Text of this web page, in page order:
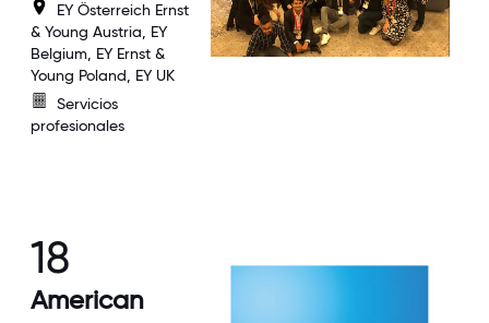
EY Österreich Ernst
& Young Austria, EY
Belgium, EY Ernst &
Young Poland, EY UK
Servicios
profesionales
18
American